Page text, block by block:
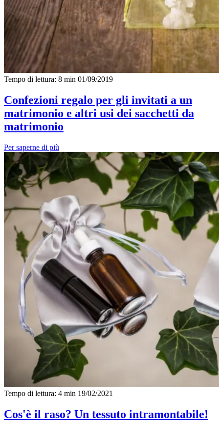
Tempo di lettura: 8 min 01/09/2019
Confezioni regalo per gli invitati a un
matrimonio e altri usi dei sacchetti da
matrimonio
Per saperne di più
Tempo di lettura: 4 min 19/02/2021
Cos'è il raso? Un tessuto intramontabile!